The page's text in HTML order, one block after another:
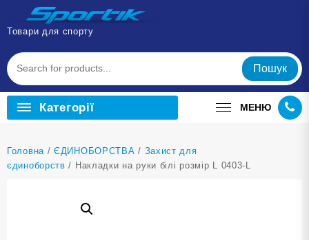
Перейти
вмісту
Товари для спорту
Пошук
Категорії МЕНЮ
Головна /ЄДИНОБОРСТВА / Захист для
єдиноборств / Накладки на руки білі розмір L 0403-L